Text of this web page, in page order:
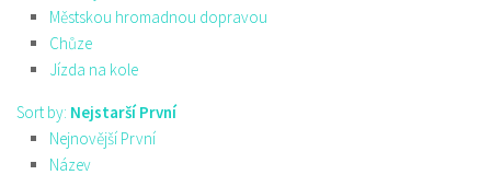
Městskou hromadnou dopravou
Chůze
Jízda na kole
Sort by: Nejstarší První
Nejnovější První
Název